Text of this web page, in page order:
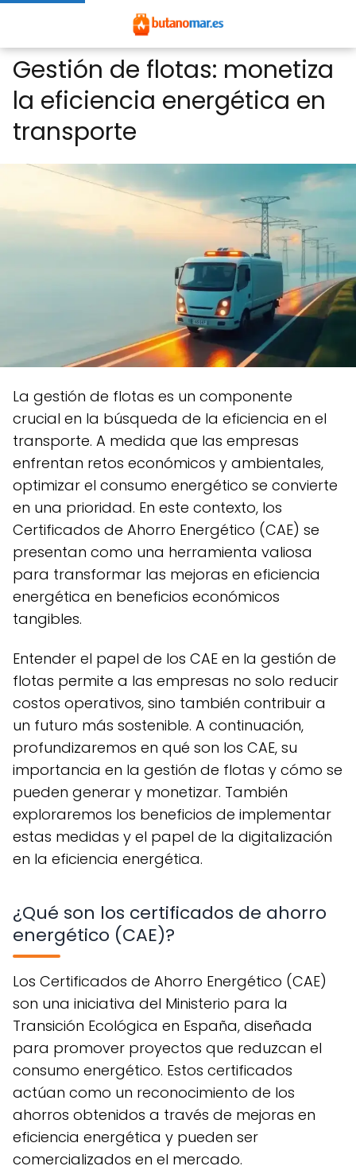
Gestión de flotas: monetiza
la eficiencia energética en
transporte
La gestión de flotas es un componente
crucial en la búsqueda de la eficiencia en el
transporte. A medida que las empresas
enfrentan retos económicos y ambientales,
optimizar el consumo energético se convierte
en una prioridad. En este contexto, los
Certificados de Ahorro Energético (CAE) se
presentan como una herramienta valiosa
para transformar las mejoras en eficiencia
energética en beneficios económicos
tangibles.
Entender el papel de los CAE en la gestión de
flotas permite a las empresas no solo reducir
costos operativos, sino también contribuir a
un futuro más sostenible. A continuación,
profundizaremos en qué son los CAE, su
importancia en la gestión de flotas y cómo se
pueden generar y monetizar. También
exploraremos los beneficios de implementar
estas medidas y el papel de la digitalización
en la eficiencia energética.
¿Qué son los certificados de ahorro
energético (CAE)?
Los Certificados de Ahorro Energético (CAE)
son una iniciativa del Ministerio para la
Transición Ecológica en España, diseñada
para promover proyectos que reduzcan el
consumo energético. Estos certificados
actúan como un reconocimiento de los
ahorros obtenidos a través de mejoras en
eficiencia energética y pueden ser
comercializados en el mercado.